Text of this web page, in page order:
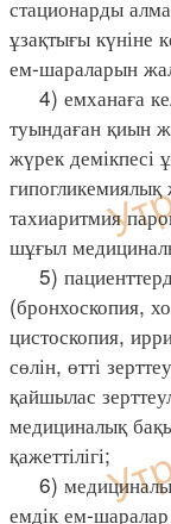
стационарды
ұзақтығы күніне
ем-шараларын
4) емханаға
туындаған қиын
жүрек демікпесі
гипогликемиялық
тахиаритмия
шұғыл
5)
(бронхоскопия,
цистоскопия,
сөлін, өтті
қайшылас
медициналық
қажеттілігі;
6) медициналық
емдік ем-